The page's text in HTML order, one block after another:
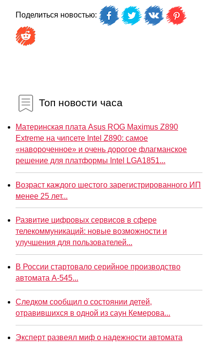
Поделиться новостью:
Топ новости часа
Материнская плата Asus ROG Maximus Z890
Extreme на чипсете Intel Z890: самое
«навороченное» и очень дорогое флагманское
решение для платформы Intel LGA1851...
Возраст каждого шестого зарегистрированного ИП
менее 25 лет...
Развитие цифровых сервисов в сфере
телекоммуникаций: новые возможности и
улучшения для пользователей...
В России стартовало серийное производство
автомата А-545...
Следком сообщил о состоянии детей,
отравившихся в одной из саун Кемерова...
Эксперт развеял миф о надежности автомата